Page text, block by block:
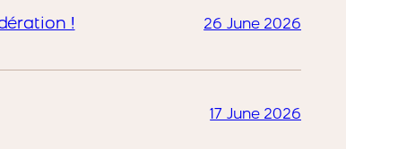
! 26 June 2026
17 June 2026